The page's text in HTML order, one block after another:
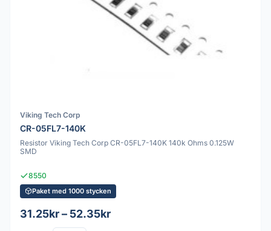
Viking Tech Corp
CR-05FL7-140K
Resistor Viking Tech Corp CR-05FL7-140K 140k Ohms 0.125W
SMD
8550
Paket med 1000 stycken
31.25kr – 52.35kr